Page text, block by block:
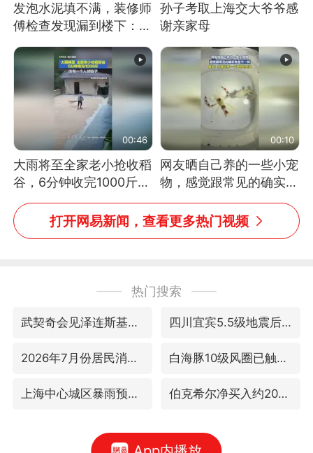
发泡水泥填不满，装修师
傅检查发现漏到楼下：出
风口未延伸到外墙
孙子考取上海交大爷爷感
谢亲家母
00:46
大雨将至全家老小抢收稻
谷，6分钟收完1000斤，
没有一个人掉链子
00:10
网友晒自己养的一些小宠
物，感觉跟常见的确实有
些不一样
打开网易新闻，查看更多热门视频
热门搜索
武契奇会见泽连斯基有何意图 四川宜宾5.5级地震后余震为何不断
2026年7月份居民消费价格同比上涨0.5% 白海豚10级风圈已触及浙江
上海中心城区暴雨预警由橙变红 伯克希尔净买入约200亿美元股票